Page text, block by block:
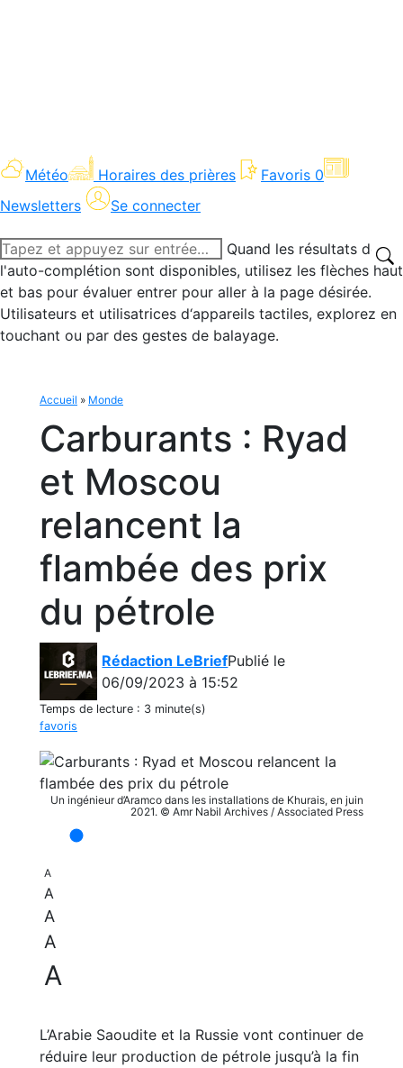
Météo Horaires des prières Favoris 0
Newsletters
Se connecter
Recherche
:
Quand les résultats de
l'auto-complétion sont disponibles, utilisez les flèches haut
et bas pour évaluer entrer pour aller à la page désirée.
Utilisateurs et utilisatrices d‘appareils tactiles, explorez en
touchant ou par des gestes de balayage.
Accueil » Monde
Carburants : Ryad
et Moscou
relancent la
flambée des prix
du pétrole
Rédaction LeBriefPublié le
06/09/2023 à 15:52
Temps de lecture : 3 minute(s)
favoris
Un ingénieur d’Aramco dans les installations de Khurais , en juin
2021. © Amr Nabil Archives / Associated Press
A
A
A
A
A
L’Arabie Saoudite et la Russie vont continuer de
réduire leur production de pétrole jusqu’à la fin